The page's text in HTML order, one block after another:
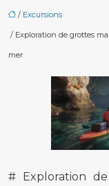
/ Excursions
/ Exploration de grottes
mer
# Exploration